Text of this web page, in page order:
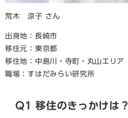
荒木 涼子 さん
出身地：長崎市
移住元：東京都
移住地：中島川・寺町・丸山エリア
職場：すはだみらい研究所
Q1 移住のきっかけは？